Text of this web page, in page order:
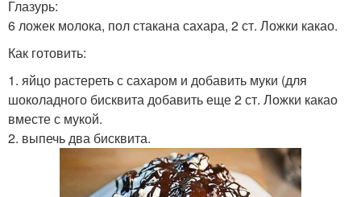
Глазурь:
6 ложек молока, пол стакана сахара, 2 ст. Ложки какао.
Как готовить:
1. яйцо растереть с сахаром и добавить муки (для
шоколадного бисквита добавить еще 2 ст. Ложки какао
вместе с мукой.
2. выпечь два бисквита.